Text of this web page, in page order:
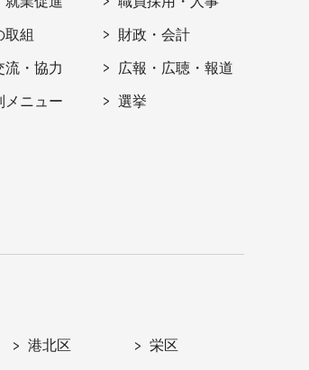
取組
流・協力
メニュー
財政・会計
広報・広聴・報道
選挙
港北区 栄区